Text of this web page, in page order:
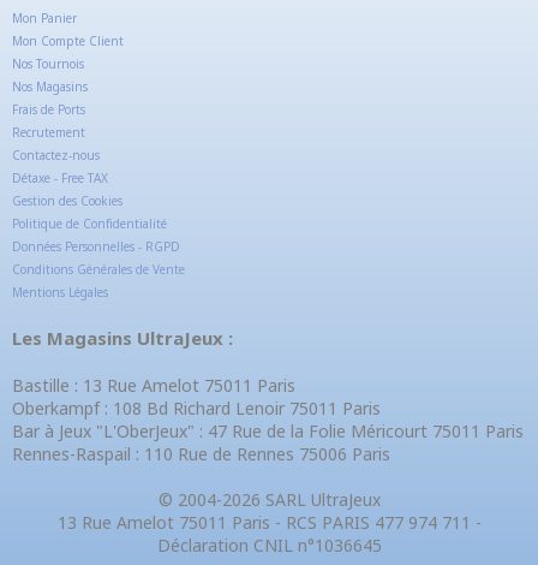
Mon Panier
Mon Compte Client
Nos Tournois
Nos Magasins
Frais de Ports
Recrutement
Contactez-nous
Détaxe - Free TAX
Gestion des Cookies
Politique de Confidentialité
Données Personnelles - RGPD
Conditions Générales de Vente
Mentions Légales
Les Magasins UltraJeux :
Bastille : 13 Rue Amelot 75011 Paris
Oberkampf : 108 Bd Richard Lenoir 75011 Paris
Bar à Jeux "L'OberJeux" : 47 Rue de la Folie Méricourt 75011 Paris
Rennes-Raspail : 110 Rue de Rennes 75006 Paris
© 2004-2026 SARL UltraJeux
13 Rue Amelot 75011 Paris - RCS PARIS 477 974 711 -
Déclaration CNIL n°1036645